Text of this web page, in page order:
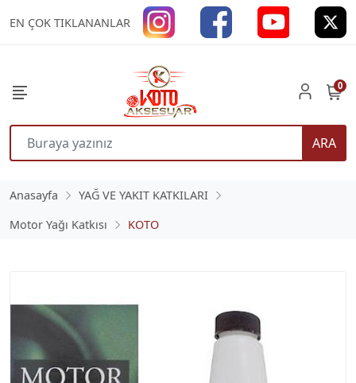
EN ÇOK TIKLANANLAR
ARA
0
Anasayfa
YAĞ VE YAKIT KATKILARI
Motor Yağı Katkısı
KOTO